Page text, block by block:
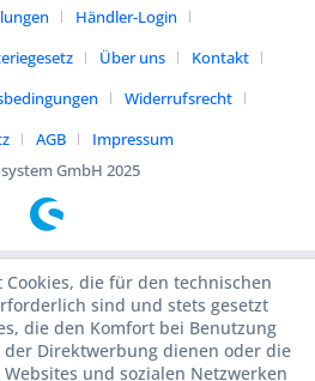
Händler-Login
Über uns
Kontakt
Widerrufsrecht
AGB
Impressum
GmbH 2025
Cookies, die für den technischen
sind und stets gesetzt
die den Komfort bei Benutzung
Direktwerbung dienen oder die
und sozialen Netzwerken